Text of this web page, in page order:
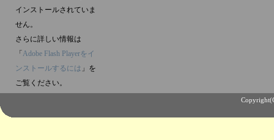
インストールされていま
せん。
さらに詳しい情報は
「 Adobe Flash Playerをイ
ンストールするには 」を
ご覧ください。